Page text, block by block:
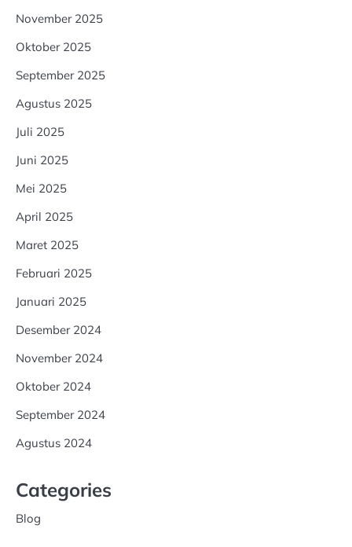
November 2025
Oktober 2025
September 2025
Agustus 2025
Juli 2025
Juni 2025
Mei 2025
April 2025
Maret 2025
Februari 2025
Januari 2025
Desember 2024
November 2024
Oktober 2024
September 2024
Agustus 2024
Categories
Blog